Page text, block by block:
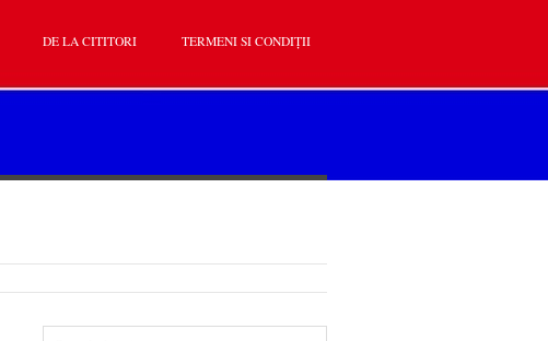
DE LA CITITORI TERMENI SI CONDIȚII